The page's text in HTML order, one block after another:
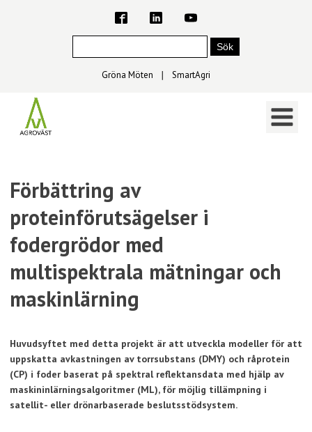
Gröna Möten ∣ SmartAgri
Förbättring av
proteinförutsägelser i
fodergrödor med
multispektrala mätningar och
maskinlärning
Huvudsyftet med detta projekt är att utveckla modeller för att
uppskatta avkastningen av torrsubstans (DMY) och råprotein
(CP) i foder baserat på spektral reflektansdata med hjälp av
maskininlärningsalgoritmer (ML), för möjlig tillämpning i
satellit- eller drönarbaserade beslutsstödsystem.